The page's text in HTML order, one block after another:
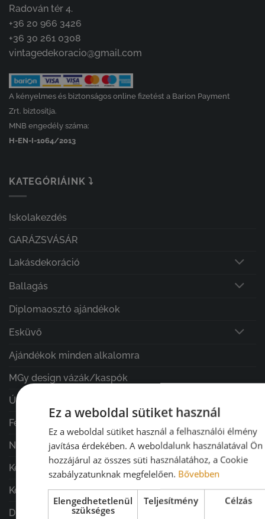
Radován tér 4.
+36 20 966 3426
+36 30 261 0308
vintagedekoracio@gmail.com
A kényelmes és biztonságos online fizetést a Barion Payment
Zrt. biztosítja.
MNB engedély száma:
H-EN-I-1064/2013
KATEGÓRIÁINK ⤵
Iskolakezdés
GARÁZSVÁSÁR
Lakásdekoráció
Ballagás
Diplomaosztó ajándékok
Esküvő
Ajándékok minden alkalomra
MGy design vázák/kaspók
ÚJDONSÁGOK
Férfi ajándékok
Nature & Harmony Home
Kegyeleti díszek
Készítsd Otthon - Mecz Gyöngyivel
Dísztasakok/díszcsomagolások
Ez a weboldal sütiket használ
Ez a weboldal sütiket használ a felhasználói élmény
javítása érdekében. A weboldalunk használatával Ön
hozzájárul az összes süti használatához, a Cookie
szabályzatunknak megfelelően. Bővebben
Elengedhetetlenül
szükséges
Teljesítmény Célzás